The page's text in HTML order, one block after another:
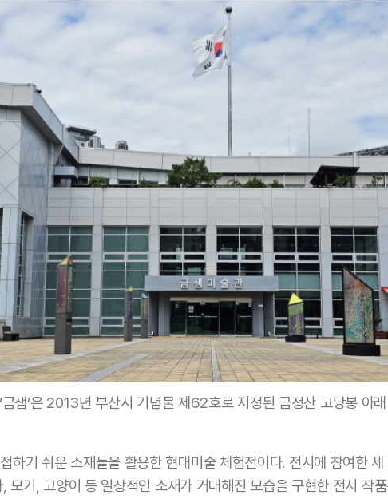
금샘’은 2013년 부산시 기념물 제62호로 지정된 금정산 고당봉 아
하기 쉬운 소재들을 활용한 현대미술 체험전이다. 전시에 참여한
모기, 고양이 등 일상적인 소재가 거대해진 모습을 구현한 전시 작